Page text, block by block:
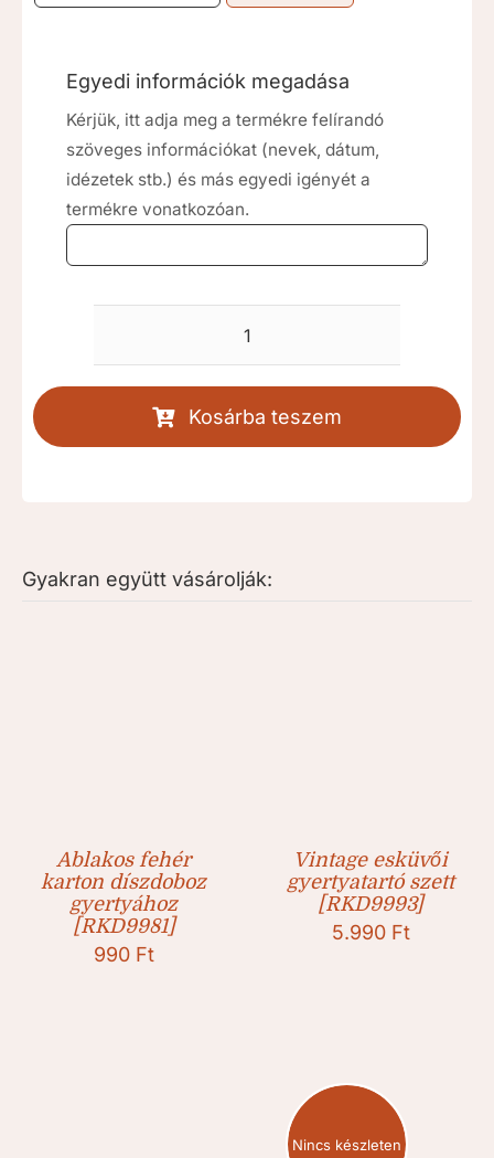
Egyedi információk megadása
Kérjük, itt adja meg a termékre felírandó
szöveges információkat (nevek, dátum,
idézetek stb.) és más egyedi igényét a
termékre vonatkozóan.
Hűség
esküvői
gyertya
Kosárba teszem
Gyakran együtt vásárolják:
Ablakos fehér
karton díszdoboz
gyertyához
[RKD9981]
990 Ft
Vintage esküvői
gyertyatartó szett
[RKD9993]
5.990 Ft
Nincs készleten